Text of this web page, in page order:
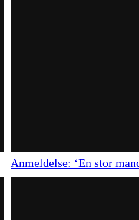
Anmeldelse: ‘En stor